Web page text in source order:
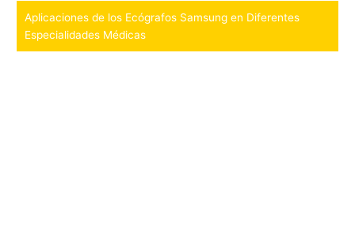
Aplicaciones de los Ecógrafos Samsung en Diferentes
Especialidades Médicas